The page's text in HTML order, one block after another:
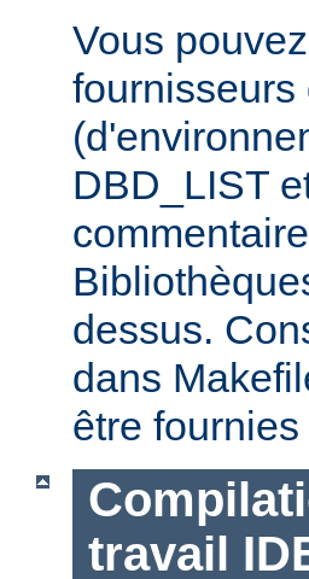
Vous
fournisseurs
DBD_LIST
dessus.
dans
être
travail